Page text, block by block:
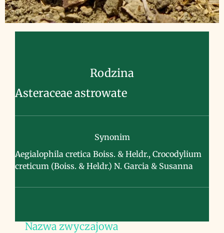
Rodzina
Asteraceae astrowate
Synonim
Aegialophila cretica Boiss. & Heldr., Crocodylium
creticum (Boiss. & Heldr.) N. Garcia & Susanna
Nazwa zwyczajowa